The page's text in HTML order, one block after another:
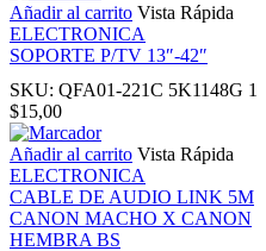
panel
Añadir al carrito Vista Rápida
ELECTRONICA
SOPORTE P/TV 13″-42″
SKU: QFA01-221C 5K1148G 1
$15,00
Añadir al carrito Vista Rápida
ELECTRONICA
CABLE DE AUDIO LINK 5M
CANON MACHO X CANON
HEMBRA BS